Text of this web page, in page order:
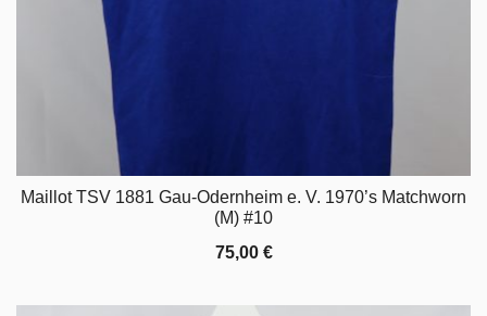
Maillot TSV 1881 Gau-Odernheim e. V. 1970’s Matchworn
(M) #10
75,00 €